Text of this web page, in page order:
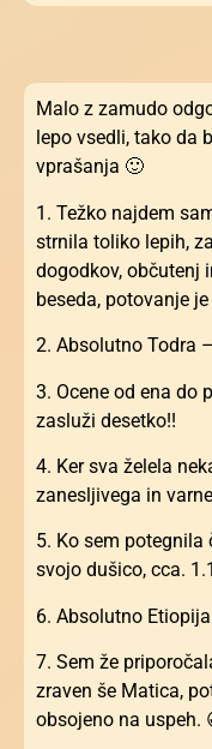
Malo z zamudo
lepo vsedli, tako da
vprašanja 🙂
1. Težko najdem
strnila toliko lepih,
dogodkov, občutenj
beseda, potovanje
2. Absolutno Todra
3. Ocene od ena do
zasluži desetko!!
4. Ker sva želela
zanesljivega in
5. Ko sem potegnila
svojo dušico, cca.
6. Absolutno
7. Sem že
zraven še Matica,
obsojeno na uspeh.